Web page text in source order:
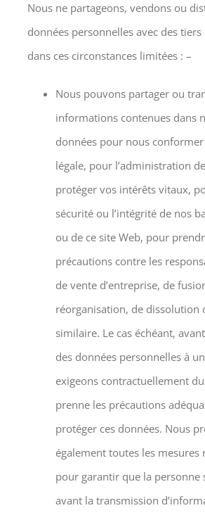
Nous ne partageons, vendons ou
données personnelles avec des
dans ces circonstances limitées : –
Nous pouvons partager ou
informations contenues dans
données pour nous
légale, pour l’administration
protéger vos intérêts vitaux,
sécurité ou l’intégrité de nos
ou de ce site Web, pour
précautions contre les
de vente d’entreprise, de
réorganisation, de dissolution
similaire. Le cas échéant,
des données personnelles à
exigeons contractuellement
prenne les précautions
protéger ces données. Nous
également toutes les mesures
pour garantir que la personne
avant la transmission